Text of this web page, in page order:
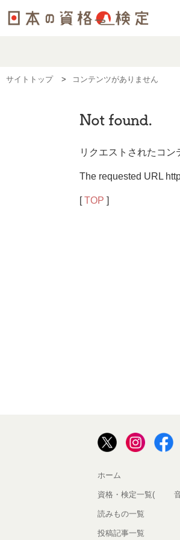
サイトトップ コンテンツがありません
Not found.
リクエストされたコン
The requested URL
[TOP ]
ホーム
資格・検定一覧(50
読みもの一覧
投稿記事一覧